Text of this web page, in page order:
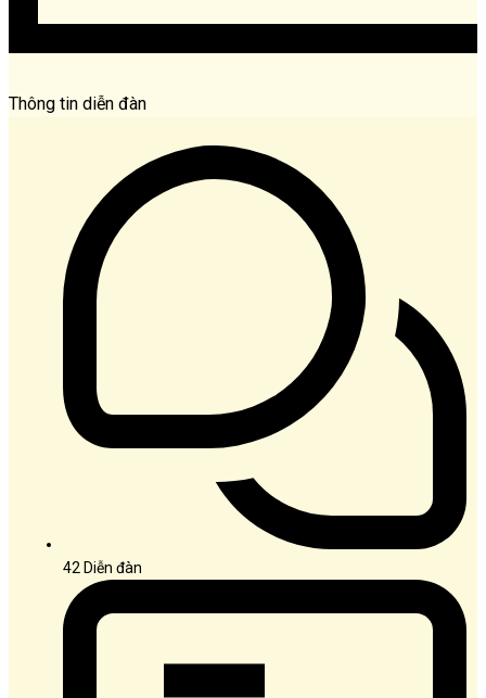
Thông tin diễn đàn
42 Diễn đàn